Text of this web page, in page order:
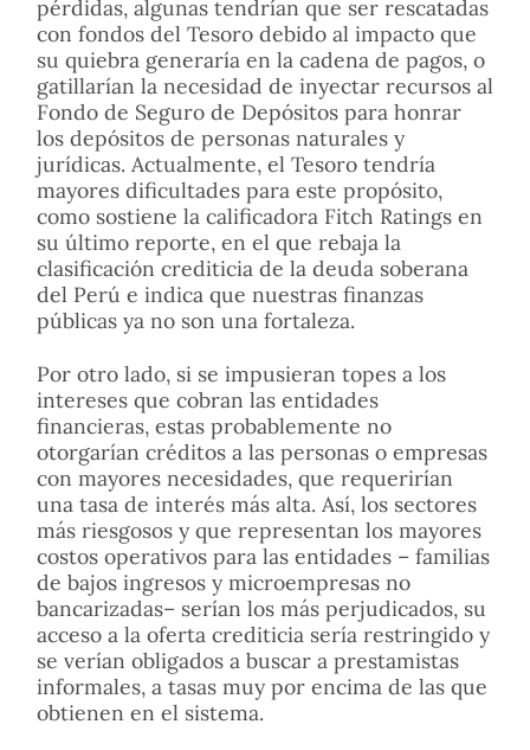
pérdidas, algunas tendrían que ser rescatadas
con fondos del Tesoro debido al impacto que
su quiebra generaría en la cadena de pagos, o
gatillarían la necesidad de inyectar recursos al
Fondo de Seguro de Depósitos para honrar
los depósitos de personas naturales y
jurídicas. Actualmente, el Tesoro tendría
mayores dificultades para este propósito,
como sostiene la calificadora Fitch Ratings en
su último reporte, en el que rebaja la
clasificación crediticia de la deuda soberana
del Perú e indica que nuestras finanzas
públicas ya no son una fortaleza.
Por otro lado, si se impusieran topes a los
intereses que cobran las entidades
financieras, estas probablemente no
otorgarían créditos a las personas o empresas
con mayores necesidades, que requerirían
una tasa de interés más alta. Así, los sectores
más riesgosos y que representan los mayores
costos operativos para las entidades – familias
de bajos ingresos y microempresas no
bancarizadas– serían los más perjudicados, su
acceso a la oferta crediticia sería restringido y
se verían obligados a buscar a prestamistas
informales, a tasas muy por encima de las que
obtienen en el sistema.